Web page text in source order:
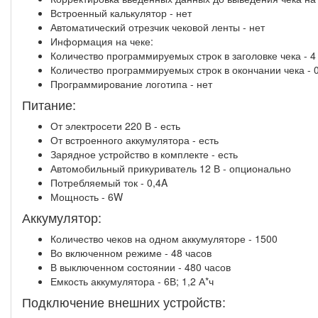
Встроенный калькулятор - нет
Автоматический отрезчик чековой ленты - нет
Информация на чеке:
Количество программируемых строк в заголовке чека - 4
Количество программируемых строк в окончании чека -
Программирование логотипа - нет
Питание:
От электросети 220 В - есть
От встроенного аккумулятора - есть
Зарядное устройство в комплекте - есть
Автомобильный прикуриватель 12 В - опционально
Потребляемый ток - 0,4A
Мощность - 6W
Аккумулятор:
Количество чеков на одном аккумуляторе - 1500
Во включенном режиме - 48 часов
В выключенном состоянии - 480 часов
Емкость аккумулятора - 6В; 1,2 А*ч
Подключение внешних устройств: